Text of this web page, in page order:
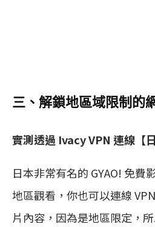
三、解鎖地區域限制的
實測透過 Ivacy VPN 連線【
日本非常有名的 GYAO! 免費
地區觀看，你也可以連線
片內容，因為是地區限定，